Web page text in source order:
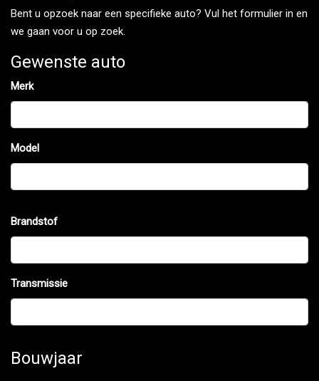
Bent u opzoek naar een specifieke auto? Vul het formulier in en
we gaan voor u op zoek.
Gewenste auto
Merk
Model
Brandstof
Transmissie
Bouwjaar